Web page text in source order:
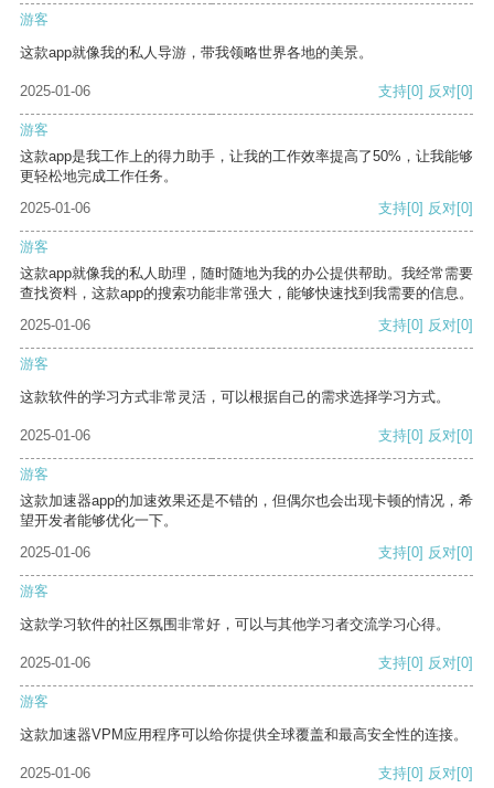
游客
这款app就像我的私人导游，带我领略世界各地的美景。
2025-01-06 支持[0] 反对[0]
游客
这款app是我工作上的得力助手，让我的工作效率提高了50%，让我能够
更轻松地完成工作任务。
2025-01-06
支持[0] 反对[0]
游客
这款app就像我的私人助理，随时随地为我的办公提供帮助。我经常需要
查找资料，这款app的搜索功能非常强大，能够快速找到我需要的信息。
2025-01-06
支持[0] 反对[0]
游客
这款软件的学习方式非常灵活，可以根据自己的需求选择学习方式。
2025-01-06 支持[0] 反对[0]
游客
这款加速器app的加速效果还是不错的，但偶尔也会出现卡顿的情况，希
望开发者能够优化一下。
2025-01-06
支持[0] 反对[0]
游客
这款学习软件的社区氛围非常好，可以与其他学习者交流学习心得。
2025-01-06 支持[0] 反对[0]
游客
这款加速器VPM应用程序可以给你提供全球覆盖和最高安全性的连接。
2025-01-06 支持[0] 反对[0]